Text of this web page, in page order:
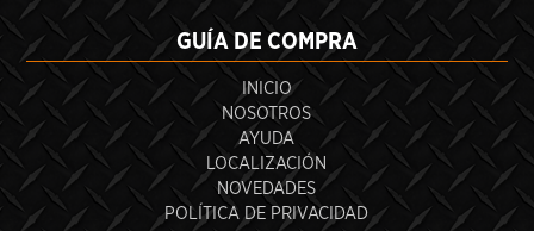
GUÍA DE COMPRA
INICIO
NOSOTROS
AYUDA
LOCALIZACIÓN
NOVEDADES
POLÍTICA DE PRIVACIDAD